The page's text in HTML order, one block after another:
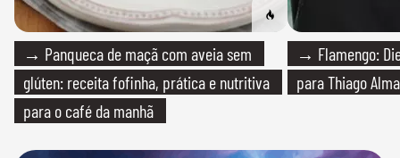
→ Panqueca de maçã com aveia sem
glúten: receita fofinha, prática e nutritiva
para o café da manhã
→ Flamengo:
para Thiago